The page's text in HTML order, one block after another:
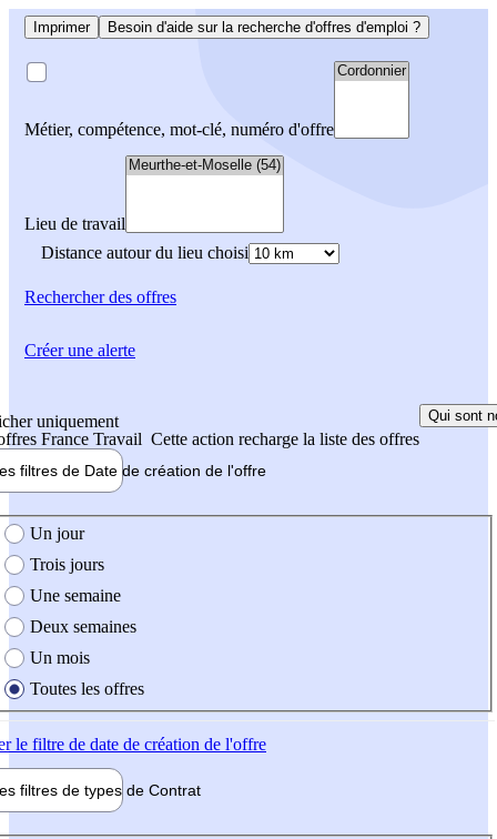
Imprimer Besoin d'aide sur la recherche d'offres d'emploi ?
Métier, compétence, mot-clé, numéro d'offre
Lieu de travail
Distance autour du lieu choisi
Rechercherdes offres
uniquement
France Travail Cette action recharge la liste des offres
Qui sont
filtres de Date de création de l'offre
création de l'offre
Un jour
Trois jours
Une semaine
Deux semaines
Un mois
Toutes les offres
le filtre de date de création de l'offre
filtres de types de Contrat
Créer une alerte